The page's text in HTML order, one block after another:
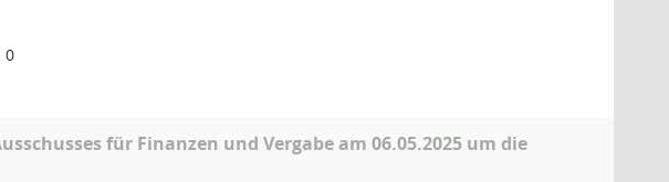
0
für Finanzen und Vergabe am 06.05.2025 um die